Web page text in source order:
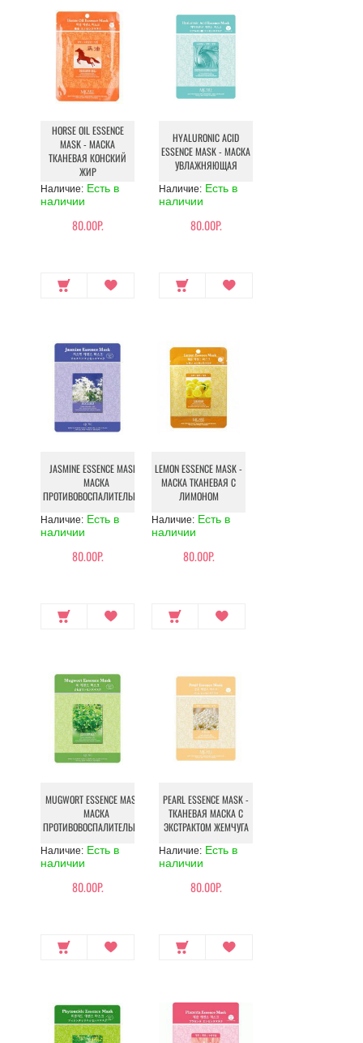
HORSE OIL ESSENCE
MASK - МАСКА
ТКАНЕВАЯ КОНСКИЙ
ЖИР
Наличие: Есть в
наличии
80.00Р.
HYALURONIC ACID
ESSENCE MASK - МАСКА
УВЛАЖНЯЮЩАЯ
Наличие: Есть в
наличии
80.00Р.
JASMINE ESSENCE MASK -
МАСКА
ПРОТИВОВОСПАЛИТЕЛЬНАЯ
Наличие: Есть в
наличии
80.00Р.
LEMON ESSENCE MASK -
МАСКА ТКАНЕВАЯ С
ЛИМОНОМ
Наличие: Есть в
наличии
80.00Р.
MUGWORT ESSENCE MASK -
МАСКА
ПРОТИВОВОСПАЛИТЕЛЬНАЯ
Наличие: Есть в
наличии
80.00Р.
PEARL ESSENCE MASK -
ТКАНЕВАЯ МАСКА С
ЭКСТРАКТОМ ЖЕМЧУГА
Наличие: Есть в
наличии
80.00Р.